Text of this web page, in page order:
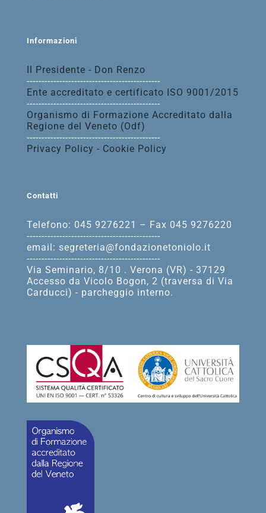
Informazioni
Il Presidente - Don Renzo
---------------------------------------------
Ente accreditato e certificato ISO 9001/2015
---------------------------------------------
Organismo di Formazione Accreditato dalla
Regione del Veneto (Odf)
---------------------------------------------
Privacy Policy - Cookie Policy
Contatti
Telefono: 045 9276221 – Fax 045 9276220
---------------------------------------------
email: segreteria@fondazionetoniolo.it
---------------------------------------------
Via Seminario, 8/10 . Verona (VR) - 37129
Accesso da Vicolo Bogon, 2 (traversa di Via
Carducci) - parcheggio interno.